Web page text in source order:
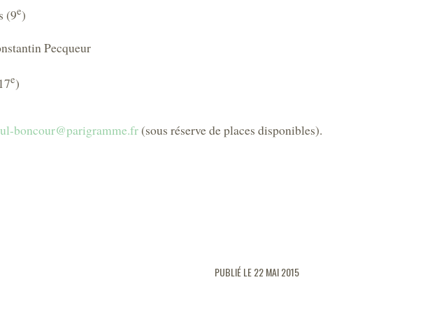
(9e)
Pecqueur
e)
boncour@parigramme.fr (sous réserve de places disponibles).
PUBLIÉ LE 22 MAI 2015